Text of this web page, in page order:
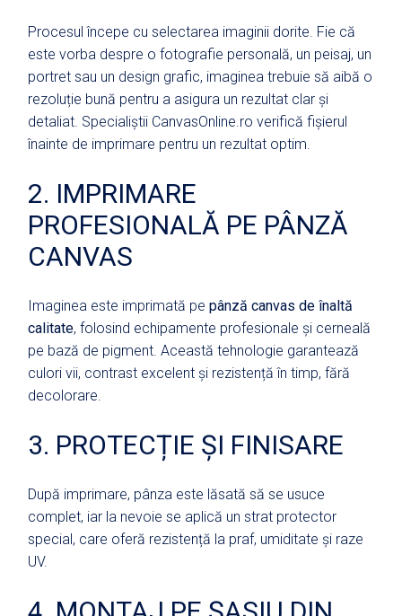
Procesul începe cu selectarea imaginii dorite. Fie că
este vorba despre o fotografie personală, un peisaj, un
portret sau un design grafic, imaginea trebuie să aibă o
rezoluție bună pentru a asigura un rezultat clar și
detaliat. Specialiștii CanvasOnline.ro verifică fișierul
înainte de imprimare pentru un rezultat optim.
2. IMPRIMARE
PROFESIONALĂ PE PÂNZĂ
CANVAS
Imaginea este imprimată pepânză canvas de înaltă
calitate, folosind echipamente profesionale și cerneală
pe bază de pigment. Această tehnologie garantează
culori vii, contrast excelent și rezistență în timp, fără
decolorare.
3. PROTECȚIE ȘI FINISARE
După imprimare, pânza este lăsată să se usuce
complet, iar la nevoie se aplică un strat protector
special, care oferă rezistență la praf, umiditate și raze
UV.